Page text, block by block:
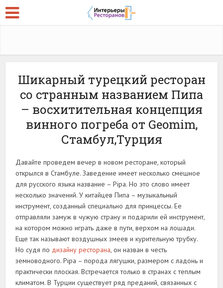
Шикарный турецкий ресторан
со странным названием Пипа
– восхитительная концепция
винного погреба от Geomim,
Стамбул,Турция
Давайте проведем вечер в новом ресторане, который
открылся в Стамбуле. Заведение имеет несколько смешное
для русского языка название – Pipa. Но это слово имеет
несколько значений. У китайцев Пипа – музыкальный
инструмент, созданный специально для принцессы. Ее
отправляли замуж в чужую страну и подарили ей инструмент,
на котором можно играть даже в пути, верхом на лошади.
Еще так называют воздушных змеев и курительную трубку.
Но судя по дизайну ресторана, он назван в честь
земноводного. Pipa – порода лягушки, размером с ладонь и
практически плоская. Встречается только в странах с теплым
климатом. В Турции существует ряд преданий, связанных с